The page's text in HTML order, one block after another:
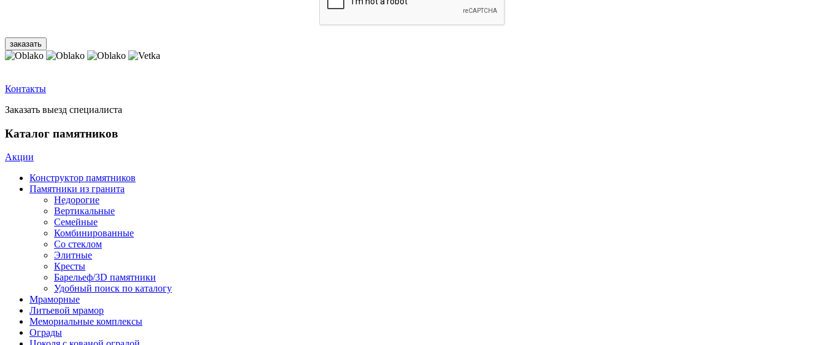
Контакты
Заказать выезд специалиста
Каталог памятников
Акции
Конструктор памятников
Памятники из гранита
Недорогие
Вертикальные
Семейные
Комбинированные
Со стеклом
Элитные
Кресты
Барельеф/3D памятники
Удобный поиск по каталогу
Мраморные
Литьевой мрамор
Мемориальные комплексы
Ограды